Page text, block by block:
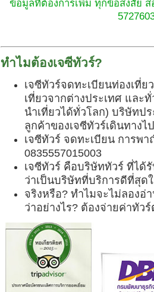
ข้อมูลที่ต้องการเพิ่ม ทุกข้อสงสัย
ทำไมต้องเจซีทัวร์?
เจซีทัวร์จดทะเบียนท่องเที่ย
เที่ยวจากต่างประเทศ และ
นำเที่ยวได้ทั่วโลก) บริษัทป
ลูกค้าของเจซีทัวร์เดินทางไ
เจซีทัวร์ จดทะเบียน การพ
0835557015003
เจซีทัวร์ คือบริษัททัวร์ ที่ได้
ว่าเป็นบริษัทที่บริการดีที่สุด
จริงหรือ? ทำไมจะไม่ลองอ่
ว่าอย่างไร? ต้องจ่ายค่าทัว